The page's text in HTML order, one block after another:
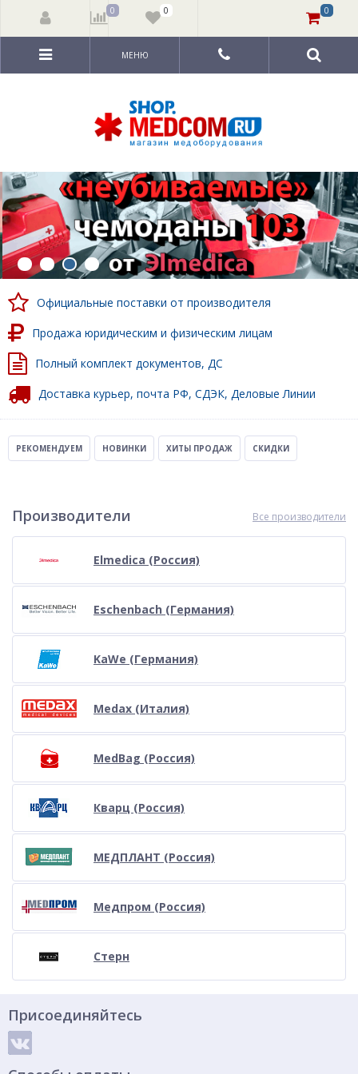
МЕНЮ
Официальные поставки от производителя
Продажа юридическим и физическим лицам
Полный комплект документов, ДС
Доставка курьер, почта РФ, СДЭК, Деловые Линии
РЕКОМЕНДУЕМ НОВИНКИ ХИТЫ ПРОДАЖ СКИДКИ
Производители Все производители
Elmedica (Россия)
Eschenbach (Германия)
KaWe (Германия)
Medax (Италия)
MedBag (Россия)
Кварц (Россия)
МЕДПЛАНТ (Россия)
Медпром (Россия)
Стерн
Присоединяйтесь
0 0 0